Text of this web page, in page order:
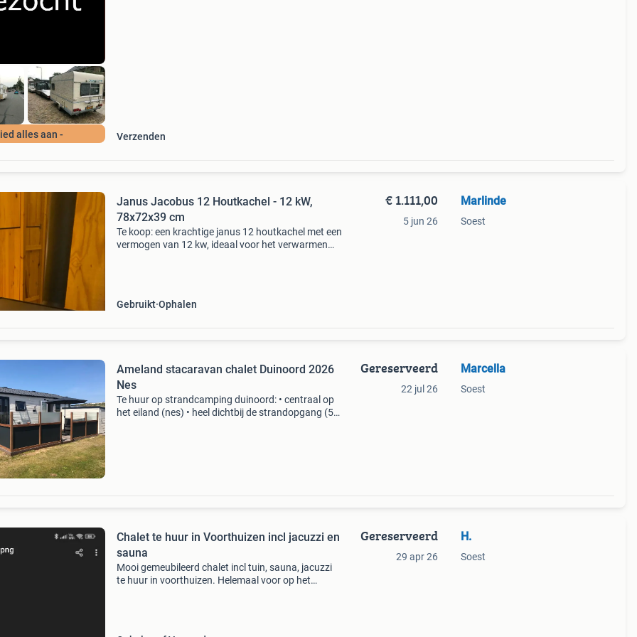
alles aan - Verzenden
Janus Jacobus 12 Houtkachel - 12 kW,
78x72x39 cm
Te koop: een krachtige janus 12 houtkachel met een
vermogen van 12 kw, ideaal voor het verwarmen
Gebruikt Ophalen
€ 1.111,00
5 jun 26
Marlinde
Soest
Ameland stacaravan chalet Duinoord 2026
Nes
Te huur op strandcamping duinoord: • centraal op
het eiland (nes) • heel dichtbij de strandopgang (50
Gereserveerd
22 jul 26
Marcella
Soest
Chalet te huur in Voorthuizen incl jacuzzi en
sauna
Mooi gemeubileerd chalet incl tuin, sauna, jacuzzi
te huur in voorthuizen. Helemaal voor op het
Gereserveerd
29 apr 26
H.
Soest